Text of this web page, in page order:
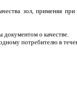
зол, применяя
о качестве.
потребителю в